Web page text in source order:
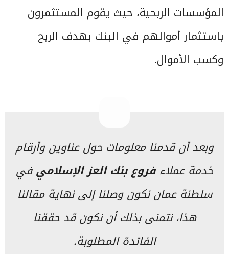
المؤسسات الربحية، حيث يقوم المستثمرون
باستثمار أموالهم في البنك بهدف الربح
وكسب الأموال.
وبعد أن قدمنا معلومات حول عناوين وأرقام
خدمة عملاءفروع بنك العز الإسلاميفي
سلطنة عمان نكون وصلنا إلى نهاية مقالنا
هذا، نتمنى بذلك أن نكون قد حققنا
الفائدة المطلوبة.